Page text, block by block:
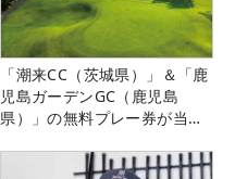
「潮来CC（茨城県）」＆「鹿
児島ガーデンGC（鹿児島
県）」の無料プレー券が当た